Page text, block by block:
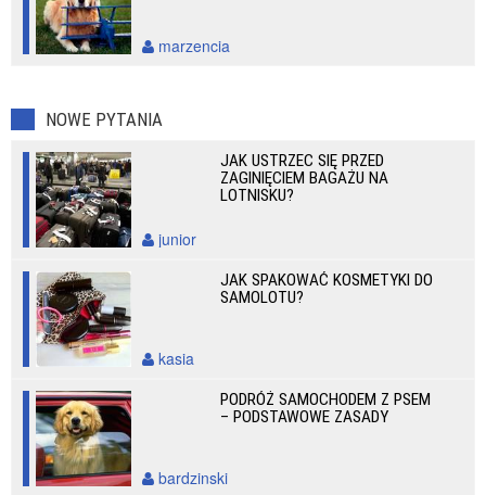
marzencia
NOWE PYTANIA
JAK USTRZEC SIĘ PRZED
ZAGINIĘCIEM BAGAŻU NA
LOTNISKU?
junior
JAK SPAKOWAĆ KOSMETYKI DO
SAMOLOTU?
kasia
PODRÓŻ SAMOCHODEM Z PSEM
– PODSTAWOWE ZASADY
bardzinski